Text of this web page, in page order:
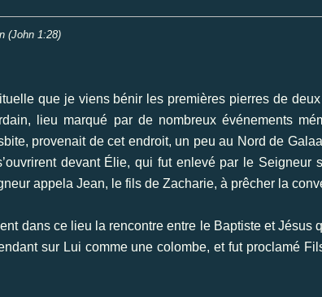
(John 1:28)
que je viens bénir les premières pierres de
lieu marqué par de nombreux événements
provenait de cet endroit, un peu au Nord de
devant Élie, qui fut enlevé par le Seigneur
appela Jean, le fils de Zacharie, à prêcher la
dans ce lieu la rencontre entre le Baptiste et Jésus
sur Lui comme une colombe, et fut proclamé